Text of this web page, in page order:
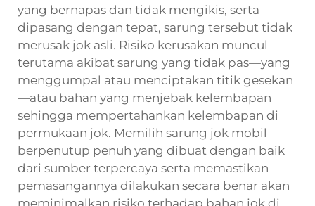
yang bernapas dan tidak mengikis, serta
dipasang dengan tepat, sarung tersebut tidak
merusak jok asli. Risiko kerusakan muncul
terutama akibat sarung yang tidak pas—yang
menggumpal atau menciptakan titik gesekan
—atau bahan yang menjebak kelembapan
sehingga mempertahankan kelembapan di
permukaan jok. Memilih sarung jok mobil
berpenutup penuh yang dibuat dengan baik
dari sumber terpercaya serta memastikan
pemasangannya dilakukan secara benar akan
meminimalkan risiko terhadap bahan jok di